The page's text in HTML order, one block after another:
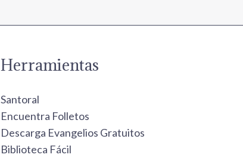
Herramientas
Santoral
Encuentra Folletos
Descarga Evangelios Gratuitos
Biblioteca Fácil